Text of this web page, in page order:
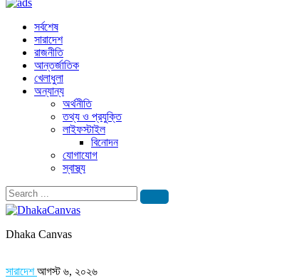
সর্বশেষ
সারাদেশ
রাজনীতি
আন্তর্জাতিক
খেলাধুলা
অন্যান্য
অর্থনীতি
তথ্য ও প্রযুক্তি
লাইফস্টাইল
বিনোদন
যোগাযোগ
স্বাস্থ্য
Dhaka Canvas
সারাদেশ আগস্ট ৬, ২০২৬